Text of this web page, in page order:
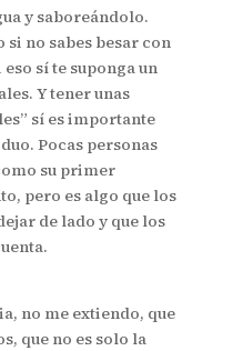
y saboreándolo.
si no sabes besar con
eso sí te suponga un
Y tener unas
sí es importante
Pocas personas
su primer
pero es algo que los
de lado y que los
no me extiendo, que
que no es solo la